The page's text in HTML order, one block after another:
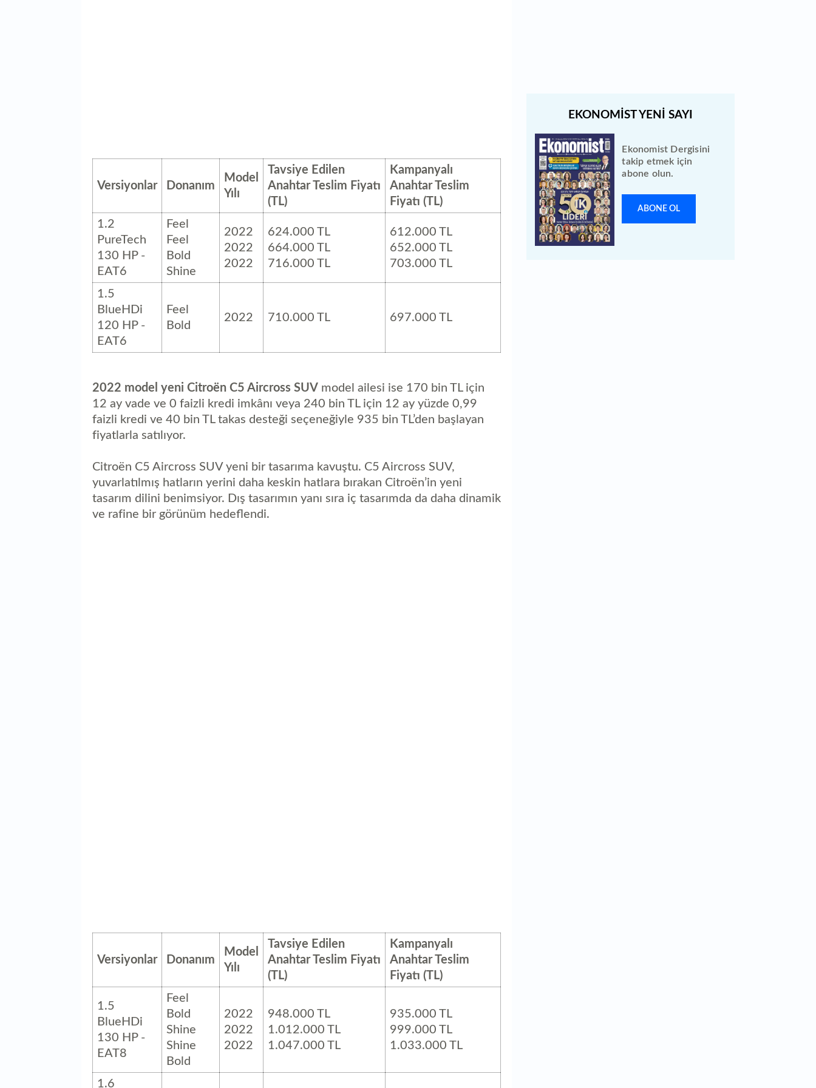
Versiyonlar Donanım
Model
Yılı
Tavsiye Edilen
Anahtar Teslim Fiyatı
(TL)
Kampanyalı
Anahtar Teslim
Fiyatı (TL)
1.2
PureTech
130 HP -
EAT6
Feel
Feel
Bold
Shine
2022
2022
2022
624.000 TL
664.000 TL
716.000 TL
612.000 TL
652.000 TL
703.000 TL
1.5
BlueHDi
120 HP -
EAT6
Feel
Bold
2022 710.000 TL 697.000 TL
2022 model yeni Citroën C5 Aircross SUV model ailesi ise 170 bin TL için
12 ay vade ve 0 faizli kredi imkânı veya 240 bin TL için 12 ay yüzde 0,99
faizli kredi ve 40 bin TL takas desteği seçeneğiyle 935 bin TL’den başlayan
fiyatlarla satılıyor.
Citroën C5 Aircross SUV yeni bir tasarıma kavuştu. C5 Aircross SUV,
yuvarlatılmış hatların yerini daha keskin hatlara bırakan Citroën’in yeni
tasarım dilini benimsiyor. Dış tasarımın yanı sıra iç tasarımda da daha dinamik
ve rafine bir görünüm hedeflendi.
Versiyonlar Donanım
Model
Yılı
Tavsiye Edilen
Anahtar Teslim Fiyatı
(TL)
Kampanyalı
Anahtar Teslim
Fiyatı (TL)
1.5
BlueHDi
130 HP -
EAT8
Feel
Bold
Shine
Shine
Bold
2022
2022
2022
948.000 TL
1.012.000 TL
1.047.000 TL
935.000 TL
999.000 TL
1.033.000 TL
1.6
Ekonomist Dergisini
takip etmek için
abone olun.
ABONE OL